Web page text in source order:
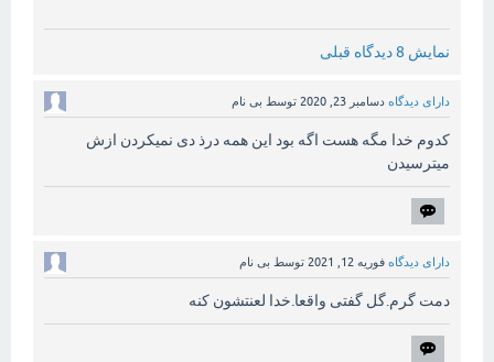
نمایش 8 دیدگاه قبلی
دارای دیدگاه دسامبر 23, 2020 توسط بی نام
کدوم خدا مگه هست اگه بود این همه درذ دی نمیکردن ازش
میترسیدن
دارای دیدگاه فوریه 12, 2021 توسط بی نام
دمت گرم.گل گفتی واقعا.خدا لعنتشون کنه